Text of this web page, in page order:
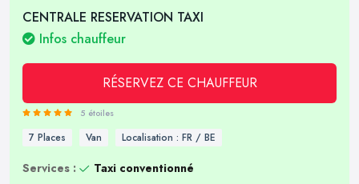
CENTRALE RESERVATION TAXI
Infos chauffeur
RÉSERVEZ CE CHAUFFEUR
5 étoiles
7 Places Van Localisation : FR / BE
Services :
Taxi conventionné